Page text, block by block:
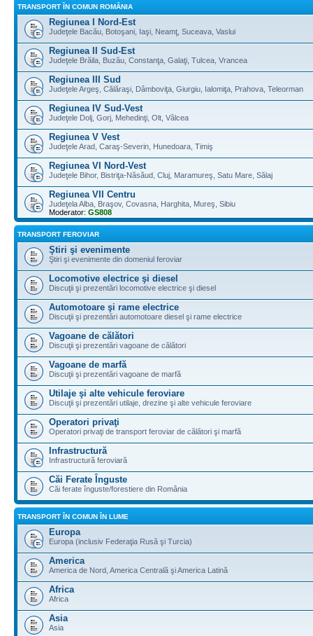
TRANSPORT ÎN COMUN ROMÂNIA
Regiunea I Nord-Est
Judeţele Bacău, Botoşani, Iaşi, Neamţ, Suceava, Vaslui
Regiunea II Sud-Est
Judeţele Brăila, Buzău, Constanţa, Galaţi, Tulcea, Vrancea
Regiunea III Sud
Judeţele Argeş, Călăraşi, Dâmboviţa, Giurgiu, Ialomiţa, Prahova, Teleorman
Regiunea IV Sud-Vest
Judeţele Dolj, Gorj, Mehedinţi, Olt, Vâlcea
Regiunea V Vest
Judeţele Arad, Caraş-Severin, Hunedoara, Timiş
Regiunea VI Nord-Vest
Judeţele Bihor, Bistriţa-Năsăud, Cluj, Maramureş, Satu Mare, Sălaj
Regiunea VII Centru
Judeţela Alba, Braşov, Covasna, Harghita, Mureş, Sibiu
Moderator: GS808
TRANSPORT FEROVIAR
Ştiri şi evenimente
Ştiri şi evenimente din domeniul feroviar
Locomotive electrice şi diesel
Discuţii şi prezentări locomotive electrice şi diesel
Automotoare şi rame electrice
Discuţii şi prezentări automotoare diesel şi rame electrice
Vagoane de călători
Discuţii şi prezentări vagoane de călători
Vagoane de marfă
Discuţii şi prezentări vagoane de marfă
Utilaje şi alte vehicule feroviare
Discuţii şi prezentări utilaje, drezine şi alte vehicule feroviare
Operatori privaţi
Operatori privaţi de transport feroviar de călători şi marfă
Infrastructură
Infrastructură feroviară
Căi Ferate Înguste
Căi ferate înguste/forestiere din România
TRANSPORT ÎN COMUN ÎN LUME
Europa
Europa (inclusiv Federaţia Rusă şi Turcia)
America
America de Nord, America Centrală şi America Latină
Africa
Africa
Asia
Asia